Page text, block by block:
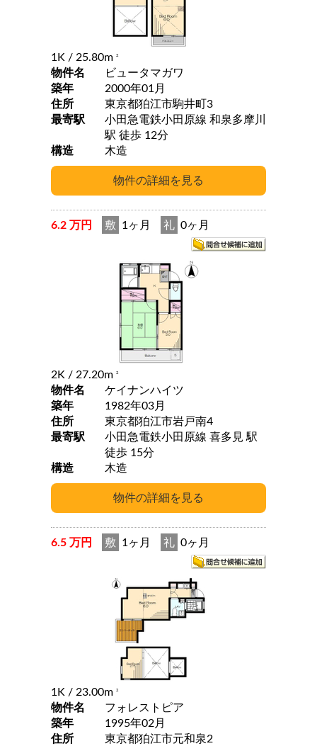
1K / 25.80m 2
物件名
ビュータマガワ
築年
2000年01月
住所
東京都狛江市駒井町3
最寄駅
小田急電鉄小田原線 和泉多摩川
駅 徒歩 12分
構造
木造
6.2 万円 敷 1ヶ月 礼 0ヶ月
2K / 27.20m 2
物件名
ケイナンハイツ
築年
1982年03月
住所
東京都狛江市岩戸南4
最寄駅
小田急電鉄小田原線 喜多見 駅
徒歩 15分
構造
木造
6.5 万円 敷 1ヶ月 礼 0ヶ月
1K / 23.00m 2
物件名
フォレストピア
築年
1995年02月
住所
東京都狛江市元和泉2